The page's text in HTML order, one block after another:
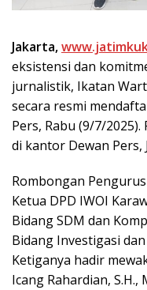
Jakarta,
eksistensi dan
jurnalistik, Ikatan
secara resmi
Pers, Rabu (9/7/
di kantor Dewan Pers,
Rombongan
Ketua DPD IWOI
Bidang SDM dan
Bidang Investigasi
Ketiganya hadir
Icang Rahardian, S.H.,